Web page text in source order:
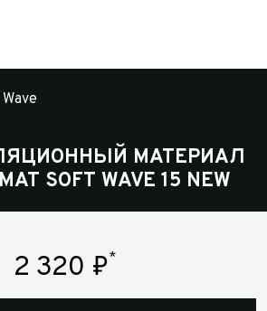
МАТЕРИАЛ
SOFT WAVE 15 NEW
2 320 ₽*